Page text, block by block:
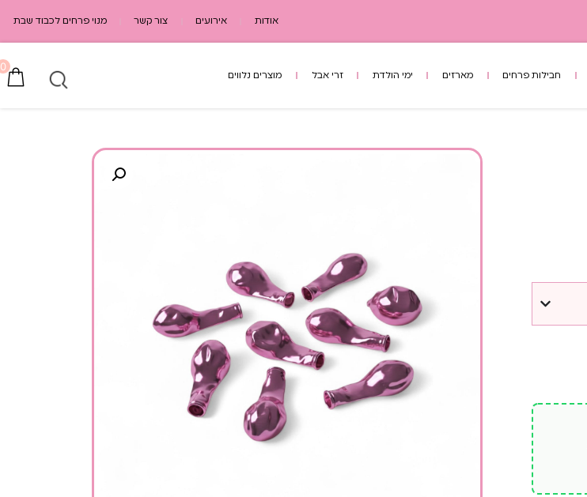
אודות אירועים צור קשר מנוי פרחים לכבוד שבת
חבילות פרחים מארזים ימי הולדת זרי אבל מוצרים נלווים
0